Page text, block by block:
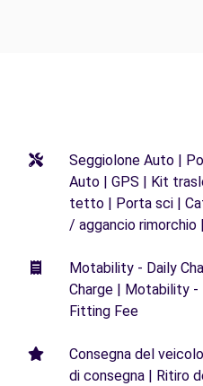
Seggiolone Auto |
Auto | GPS | Kit
tetto | Porta sci |
/ aggancio rimorchio
Motability - Daily
Charge | Motability
Fitting Fee
Consegna del
di consegna | Ritiro